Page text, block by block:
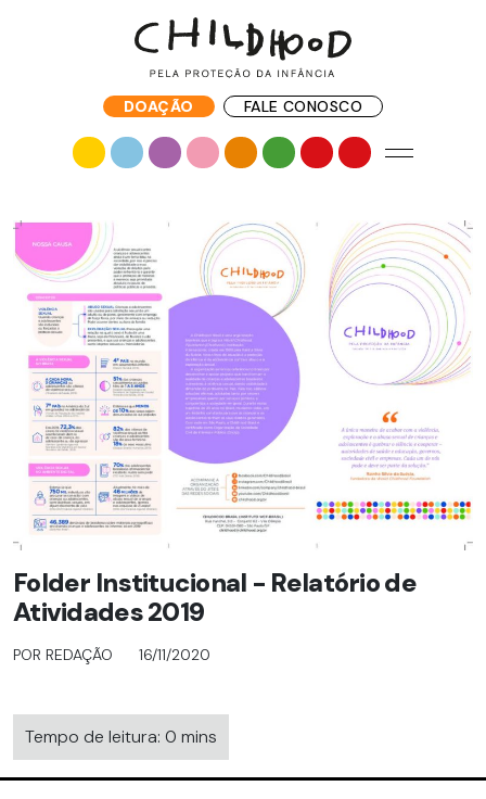
DOAÇÃO FALE CONOSCO
Folder Institucional - Relatório de
Atividades 2019
POR REDAÇÃO 16/11/2020
Tempo de leitura: 0 mins